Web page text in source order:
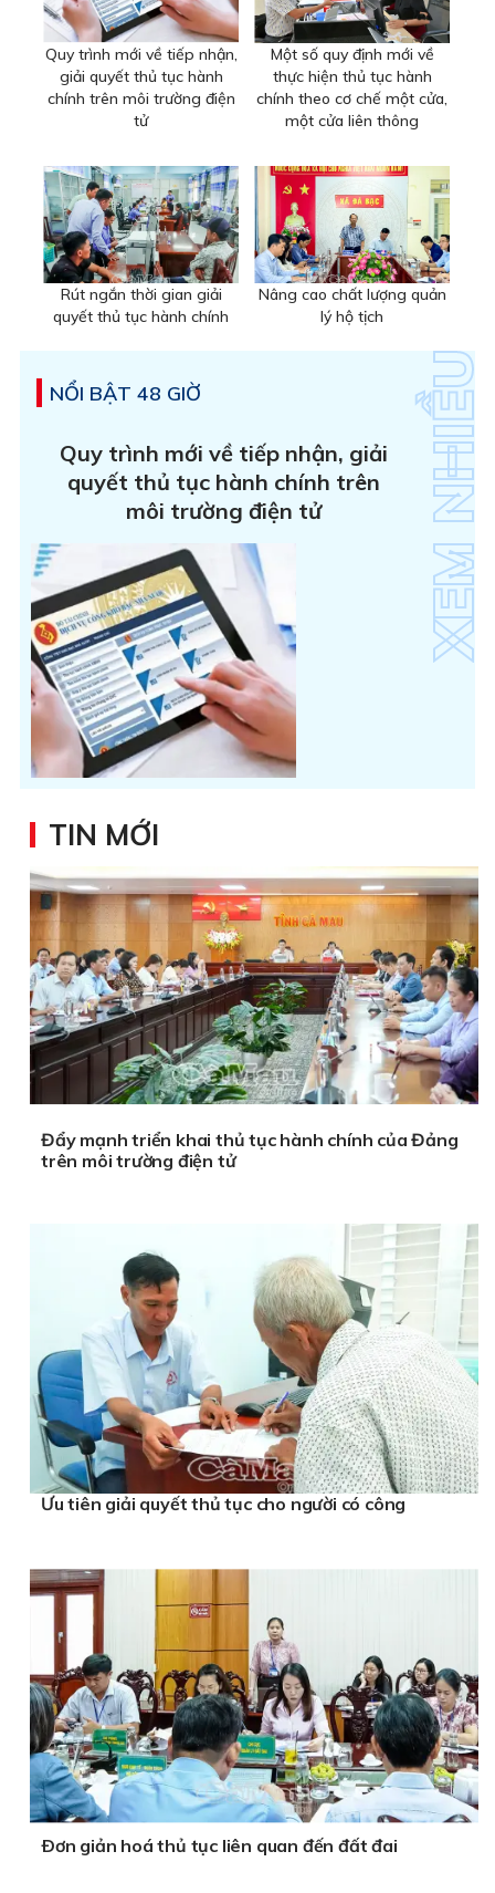
Quy trình mới về tiếp nhận,
giải quyết thủ tục hành
chính trên môi trường điện
tử
Một số quy định mới về
thực hiện thủ tục hành
chính theo cơ chế một cửa,
một cửa liên thông
Rút ngắn thời gian giải
quyết thủ tục hành chính
Nâng cao chất lượng quản
lý hộ tịch
NỔI BẬT 48 GIỜ
Quy trình mới về tiếp nhận, giải
quyết thủ tục hành chính trên
môi trường điện tử
TIN MỚI
Đẩy mạnh triển khai thủ tục hành chính của Đảng
trên môi trường điện tử
Ưu tiên giải quyết thủ tục cho người có công
Ðơn giản hoá thủ tục liên quan đến đất đai